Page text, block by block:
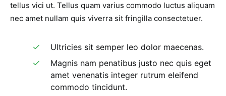
tellus vici ut. Tellus quam varius commodo luctus aliquam
nec amet nullam quis viverra sit fringilla consectetuer.
Ultricies sit semper leo dolor maecenas.
Magnis nam penatibus justo nec quis eget
amet venenatis integer rutrum eleifend
commodo tincidunt.